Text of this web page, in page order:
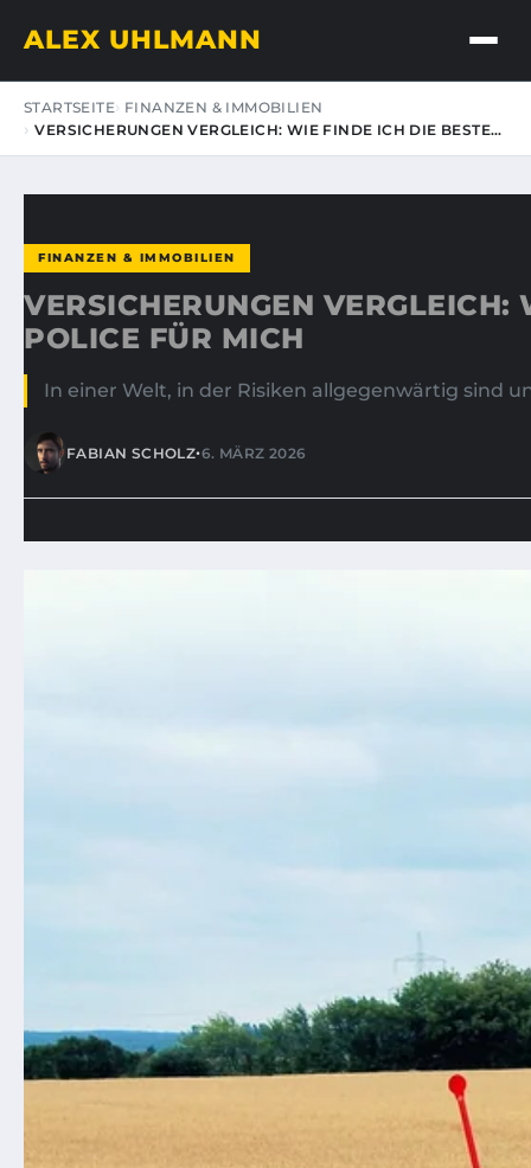
ALEX UHLMANN
STARTSEITE FINANZEN & IMMOBILIEN
VERSICHERUNGEN VERGLEICH: WIE FINDE ICH DIE BESTE…
FINANZEN & IMMOBILIEN
VERSICHERUNGEN
POLICE FÜR MICH
In einer Welt, in der Risiken allgegenwärtig sind
FABIAN SCHOLZ•6. MÄRZ 2026